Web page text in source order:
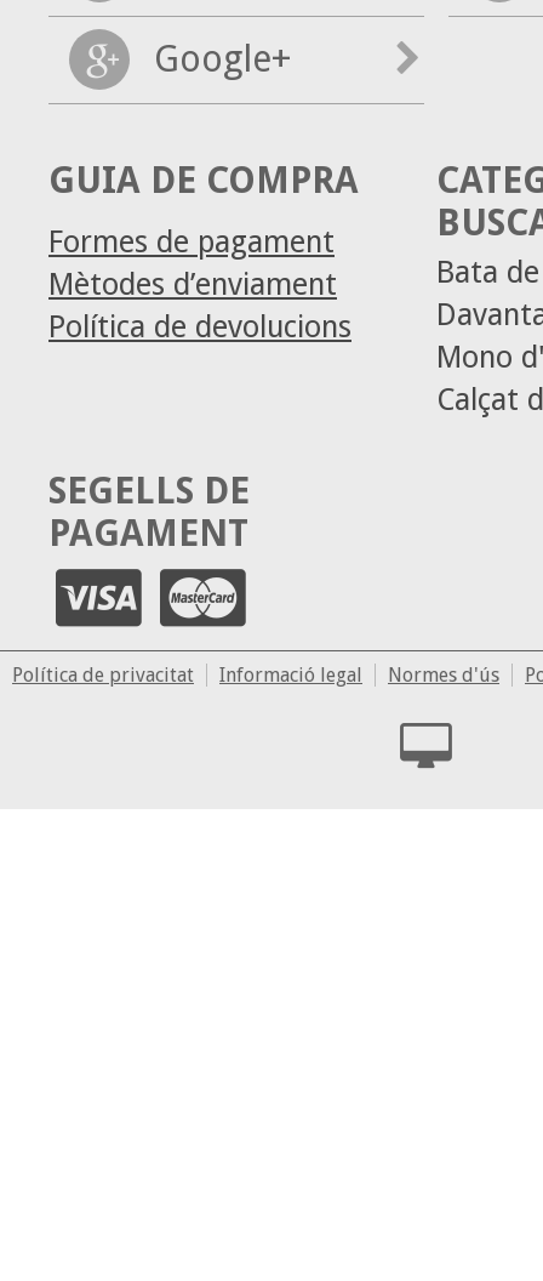
Google+
GUIA DE COMPRA
Formes de pagament
Mètodes d’enviament
Política de devolucions
Bata
Mono
Calçat
SEGELLS DE
PAGAMENT
Política de privacitat Informació legal Normes d'ús